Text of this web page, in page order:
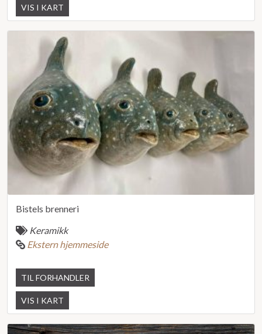
VIS I KART
Bistels brenneri
Keramikk
Ekstern hjemmeside
TIL FORHANDLER
VIS I KART